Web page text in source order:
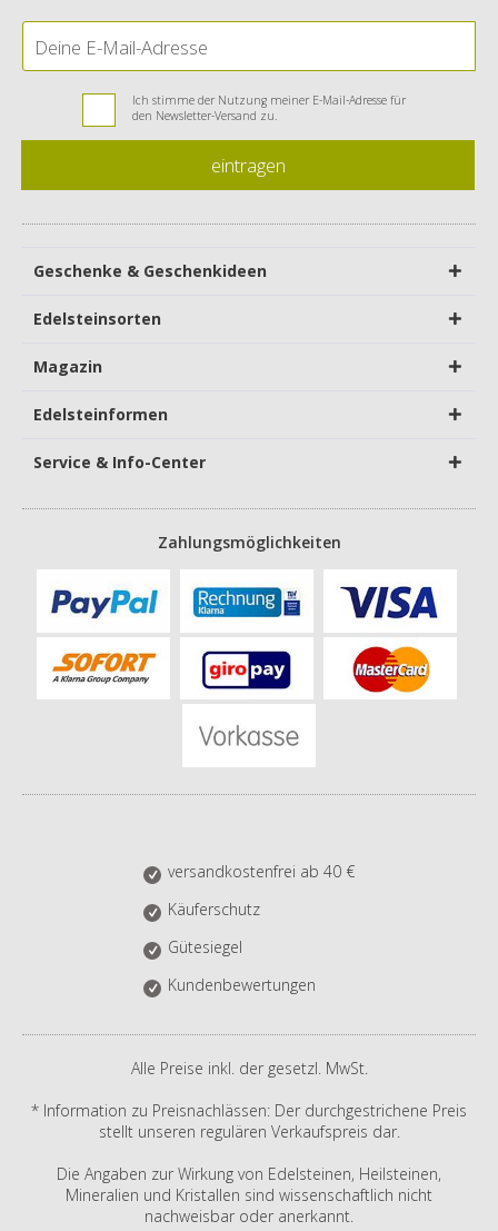
Ich stimme der Nutzung meiner E-Mail-Adresse für
den Newsletter-Versand zu.
eintragen
Geschenke & Geschenkideen
Edelsteinsorten
Magazin
Edelsteinformen
Service & Info-Center
Zahlungsmöglichkeiten
versandkostenfrei ab 40 €
Käuferschutz
Gütesiegel
Kundenbewertungen
Alle Preise inkl. der gesetzl. MwSt.
* Information zu Preisnachlässen: Der durchgestrichene Preis
stellt unseren regulären Verkaufspreis dar.
Die Angaben zur Wirkung von Edelsteinen, Heilsteinen,
Mineralien und Kristallen sind wissenschaftlich nicht
nachweisbar oder anerkannt.